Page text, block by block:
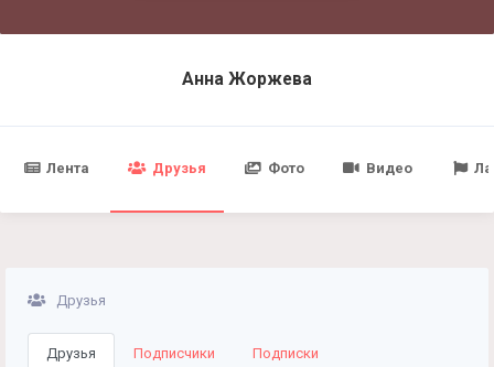
Анна Жоржева
Лента Друзья Фото Видео
Друзья
Друзья Подписчики Подписки